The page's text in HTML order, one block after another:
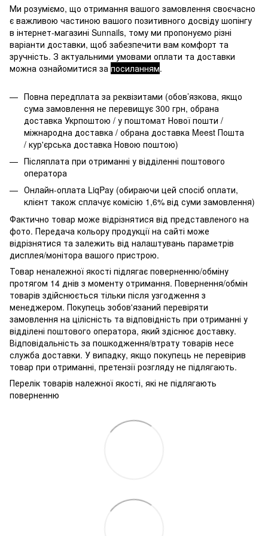
Ми розуміємо, що отримання вашого замовлення своєчасно
є важливою частиною вашого позитивного досвіду шопінгу
в інтернет-магазині Sunnails, тому ми пропонуємо різні
варіанти доставки, щоб забезпечити вам комфорт та
зручність. З актуальними умовами оплати та доставки
можна ознайомитися за посиланням.
Повна передплата за реквізитами (обов’язкова, якщо
сума замовлення не перевищує 300 грн, обрана
доставка Укрпоштою / у поштомат Нової пошти /
міжнародна доставка / обрана доставка Meest Пошта
/ кур'єрська доставка Новою поштою)
Післяплата при отриманні у відділенні поштового
оператора
Онлайн-оплата LiqPay (обираючи цей спосіб оплати,
клієнт також сплачує комісію 1,6% від суми замовлення)
Фактично товар може відрізнятися від представленого на
фото. Передача кольору продукції на сайті може
відрізнятися та залежить від налаштувань параметрів
дисплея/монітора вашого пристрою.
Товар неналежної якості підлягає поверненню/обміну
протягом 14 днів з моменту отримання. Повернення/обмін
товарів здійснюється тільки після узгодження з
менеджером. Покупець зобов'язаний перевіряти
замовлення на цілісність та відповідність при отриманні у
відділені поштового оператора, який здіснює доставку.
Відповідальність за пошкодження/втрату товарів несе
служба доставки. У випадку, якщо покупець не перевірив
товар при отриманні, претензії розгляду не підлягають.
Перелік товарів належної якості, які не підлягають
поверненню